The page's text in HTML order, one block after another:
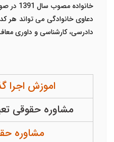
دعاوی خانوادگی می تواند هر
دادرسی، کارشناسی و داوری
اموزش اجرا
مشاوره حقوقی
مشاوره